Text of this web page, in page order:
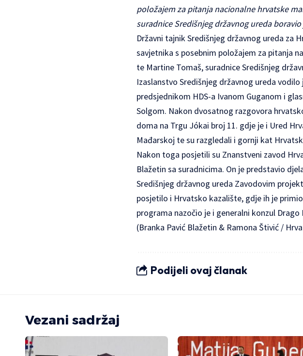
položajem za pitanja nacionalne hrvatske
suradnice Središnjeg državnog ureda
Državni tajnik Središnjeg državnog ureda za
savjetnika s posebnim položajem za pitanja
te Martine Tomaš, suradnice Središnjeg
Izaslanstvo Središnjeg državnog ureda
predsjednikom HDS-a Ivanom Guganom i
Solgom. Nakon dvosatnog razgovora
doma na Trgu Jókai broj 11. gdje je i Ured
Mađarskoj te su razgledali i gornji kat
Nakon toga posjetili su Znanstveni zavod
Blažetin sa suradnicima. On je predstavio
Središnjeg državnog ureda Zavodovim
posjetilo i Hrvatsko kazalište, gdje ih je
programa nazočio je i generalni konzul Drago
(Branka Pavić Blažetin & Ramona Štivić /
Podijeli ovaj članak
Vezani sadržaj